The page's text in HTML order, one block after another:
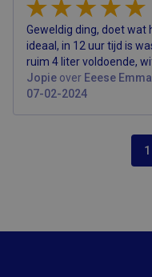
Geweldig ding, doet
ideaal, in 12 uur tijd is
ruim 4 liter voldoende,
Jopie over Eeese
07-02-2024
1